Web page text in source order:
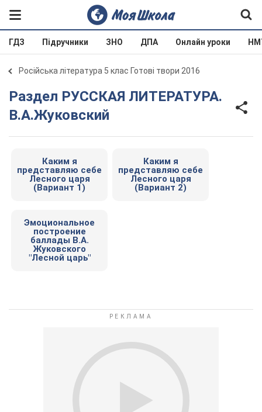
ГДЗ Підручники ЗНО ДПА Онлайн уроки
Російська література 5 клас Готові твори 2016
Раздел РУССКАЯ ЛИТЕРАТУРА.
В.А.Жуковский
Каким я
представляю себе
Лесного царя
(Вариант 1)
Каким я
представляю себе
Лесного царя
(Вариант 2)
Эмоциональное
построение
баллады В.А.
Жуковского
"Лесной царь"